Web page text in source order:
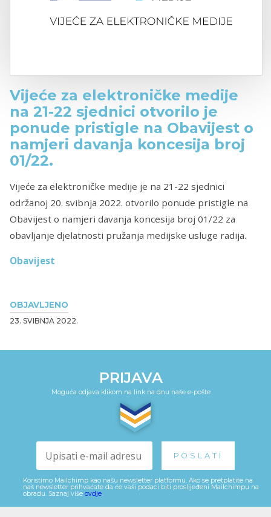
OBJAVLJENO
23. SVIBNJA 2022.
Vijeće za elektroničke medije
na 21-22 sjednici otvorilo je
ponude pristigle na Obavijest o
namjeri davanja koncesija broj
01/22.
Vijeće za elektroničke medije je na 21-22 sjednici
održanoj 20. svibnja 2022. otvorilo ponude pristigle na
Obavijest o namjeri davanja koncesija broj 01/22 za
obavljanje djelatnosti pružanja medijske usluge radija.
Obavijest
PRIJAVA
Moguća odjava klikom na link na dnu naše e-pošte
Koristimo Mailchimp kao našu newsletter platformu. Ako se pretplatite na
naš newsletter prihvaćate da će vaši podaci biti proslijeđeni Mailchimpu na
obradu. Saznaj više ovdje.